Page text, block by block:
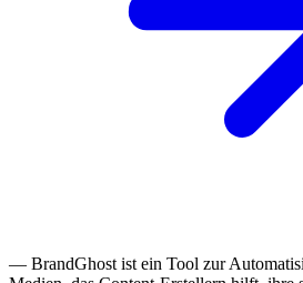
— BrandGhost ist ein Tool zur